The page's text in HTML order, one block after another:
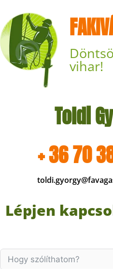
vihar!
Toldi
+ 36 70
Lépjen